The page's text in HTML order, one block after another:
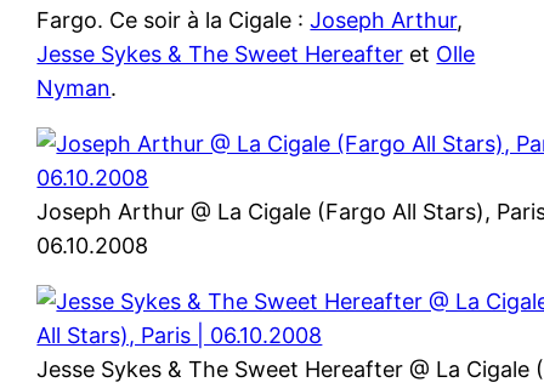
Fargo. Ce soir à la Cigale :Joseph Arthur,
Jesse Sykes & The Sweet Hereafter et Olle
Nyman.
Joseph Arthur @ La Cigale (Fargo All Stars),
06.10.2008
Jesse Sykes & The Sweet Hereafter @ La Cigale